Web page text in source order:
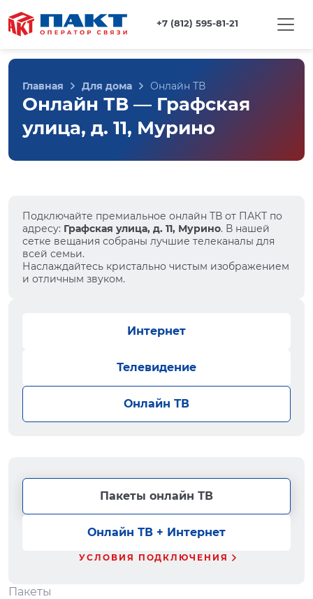
+7 (812) 595-81-21
Главная Для дома Онлайн ТВ
Онлайн ТВ — Графская
улица, д. 11, Мурино
Подключайте премиальное онлайн ТВ от ПАКТ по
адресу: Графская улица, д. 11, Мурино. В нашей
сетке вещания собраны лучшие телеканалы для
всей семьи.
Наслаждайтесь кристально чистым изображением
и отличным звуком.
Интернет
Телевидение
Онлайн ТВ
Пакеты онлайн ТВ
Онлайн ТВ + Интернет
УСЛОВИЯ ПОДКЛЮЧЕНИЯ
Пакеты